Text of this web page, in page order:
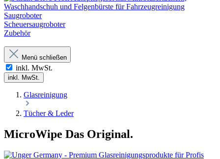
Saugroboter
Scheuersaugroboter
Zubehör
Menü schließen
inkl. MwSt.
inkl. MwSt.
Glasreinigung
Tücher & Leder
MicroWipe Das Original.